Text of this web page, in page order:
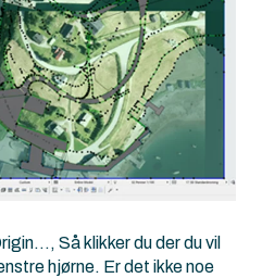
Så klikker du der du vil
hjørne. Er det ikke noe